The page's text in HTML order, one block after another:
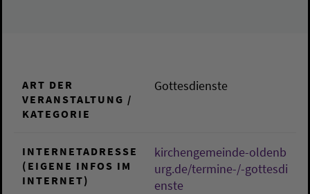
ART DER
VERANSTALTUNG /
KATEGORIE
Gottesdienste
INTERNETADRESSE
(EIGENE INFOS IM
INTERNET)
kirchengemeinde-oldenb
urg.de/termine-/-gottesdi
enste